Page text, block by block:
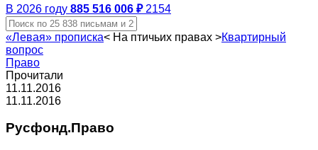
В 2026 году 885 516 006 ₽ 2154
«Левая» прописка< На птичьих правах >Квартирный
вопрос
Право
Прочитали
11.11.2016
11.11.2016
Русфонд.Право